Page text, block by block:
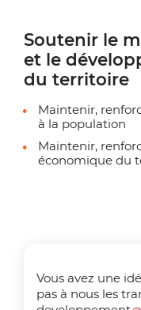
Soutenir le
et le
du territoire
Maintenir,
à la population
Maintenir,
économique du
Vous avez une
pas à nous les